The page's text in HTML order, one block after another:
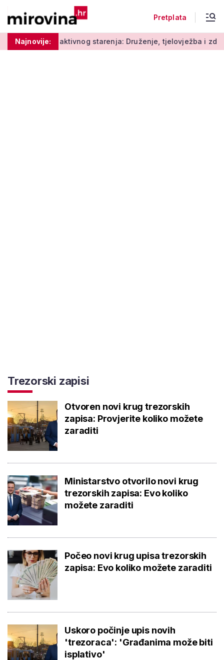
Pretplata
Najnovije:
Radionice aktivnog starenja: Druženje, tjelovježba i zdrava
Trezorski zapisi
Otvoren novi krug trezorskih
zapisa: Provjerite koliko možete
zaraditi
Ministarstvo otvorilo novi krug
trezorskih zapisa: Evo koliko
možete zaraditi
Počeo novi krug upisa trezorskih
zapisa: Evo koliko možete zaraditi
Uskoro počinje upis novih
'trezoraca': 'Građanima može biti
isplativo'